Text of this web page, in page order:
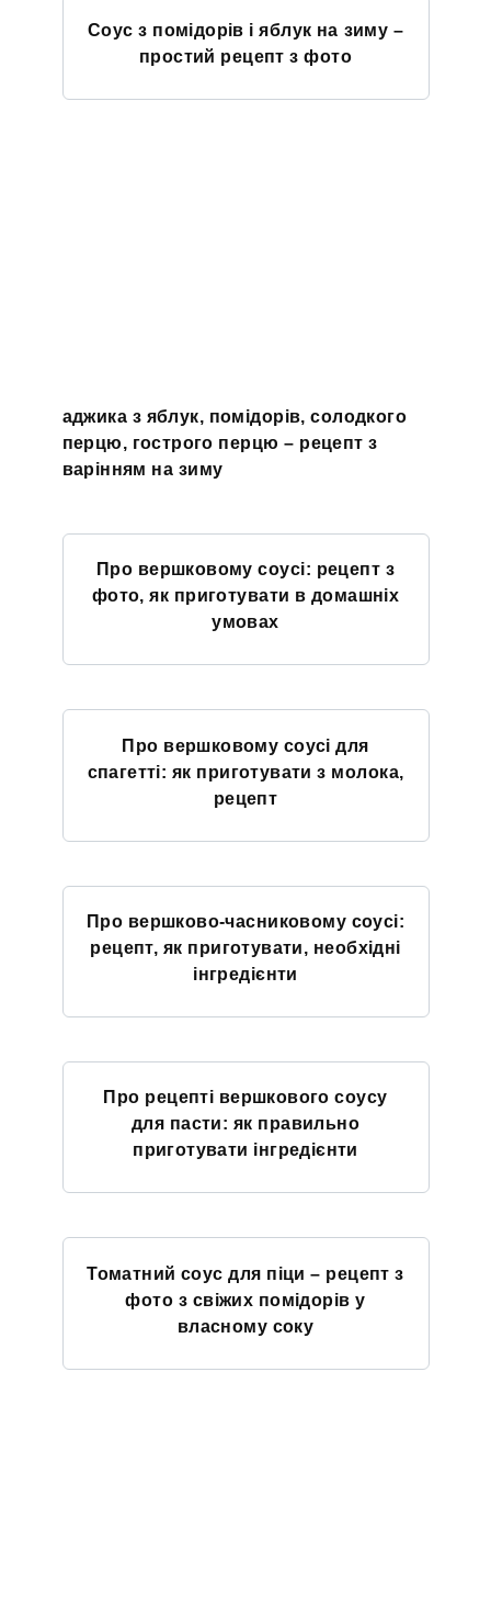
Соус з помідорів і яблук на зиму –
простий рецепт з фото
аджика з яблук, помідорів, солодкого
перцю, гострого перцю – рецепт з
варінням на зиму
Про вершковому соусі: рецепт з
фото, як приготувати в домашніх
умовах
Про вершковому соусі для
спагетті: як приготувати з молока,
рецепт
Про вершково-часниковому соусі:
рецепт, як приготувати, необхідні
інгредієнти
Про рецепті вершкового соусу
для пасти: як правильно
приготувати інгредієнти
Томатний соус для піци – рецепт з
фото з свіжих помідорів у
власному соку